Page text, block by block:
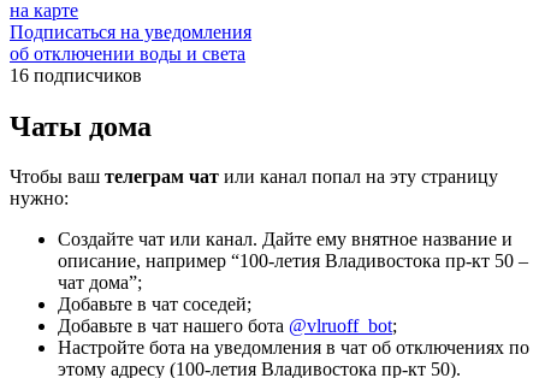
на карте
Подписаться на уведомления
об отключении воды и света
16 подписчиков
Чаты дома
Чтобы ваш телеграм чат или канал попал на эту страницу
нужно:
Создайте чат или канал. Дайте ему внятное название и
описание, например “100-летия Владивостока пр-кт 50 –
чат дома”;
Добавьте в чат соседей;
Добавьте в чат нашего бота @vlruoff_bot;
Настройте бота на уведомления в чат об отключениях по
этому адресу (100-летия Владивостока пр-кт 50).